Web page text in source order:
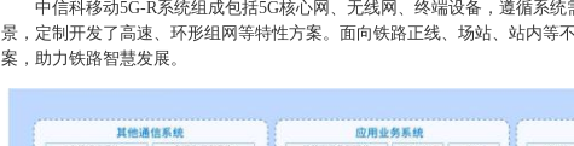
中信科移动5G-R系统组成包括5G核心网、无线网、终端设备，遵循系
景，定制开发了高速、环形组网等特性方案。面向铁路正线、场站、站内等
案，助力铁路智慧发展。